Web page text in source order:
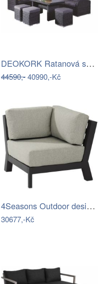
DEOKORK Ratanová sestava NAOMI antracit…
44590,-40990,-Kč
4Seasons Outdoor designové zahradní…
30677,-Kč